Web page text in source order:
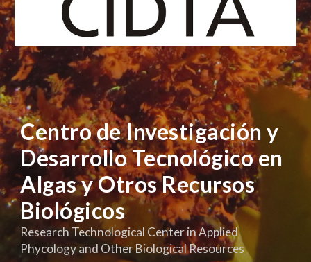
Centro de Investigación y
Desarrollo Tecnológico en
Algas y Otros Recursos
Biológicos
Research Technological Center in Applied
Phycology and Other Biological Resources